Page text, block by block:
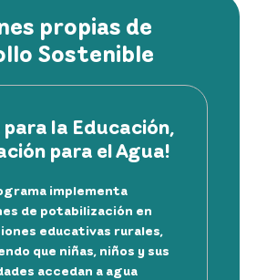
propias de
Sostenible
para la Educación,
para el Agua!
implementa
de potabilización en
educativas rurales,
que niñas, niños y sus
accedan a agua